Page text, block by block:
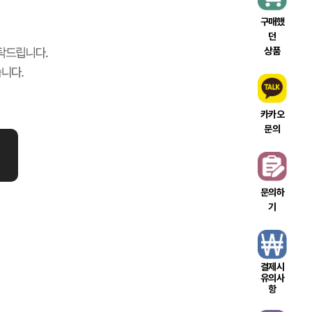
구매했
던
상품
카카오
문의
문의하
기
결제시
유의사
항